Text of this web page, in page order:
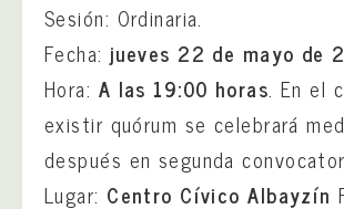
Sesión: Ordinaria.
Fecha:jueves 22 de mayo de
Hora: A las 19:00 horas. En el
existir quórum se celebrará
después en segunda
Lugar: Centro Cívico Albayzín